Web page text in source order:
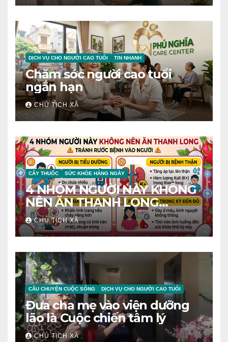
DỊCH VỤ CHO NGƯỜI CAO TUỔI TIN NHANH
Chăm sóc người cao tuổi
ngắn hạn
CHỦ TỊCH XÃ
CÂY THUỐC SỨC KHỎE HÀNG NGÀY
4 NHÓM NGƯỜI NÀY KHÔNG
NÊN ĂN THANH LONG
TRÁNH RƯỚC BỆNH VÀO
NGƯỜI
CHỦ TỊCH XÃ
CÂU CHUYỆN CUỘC SỐNG DỊCH VỤ CHO NGƯỜI CAO TUỔI
Đưa cha mẹ vào viện dưỡng
lão là Cuộc chiến tâm lý
CHỦ TỊCH XÃ